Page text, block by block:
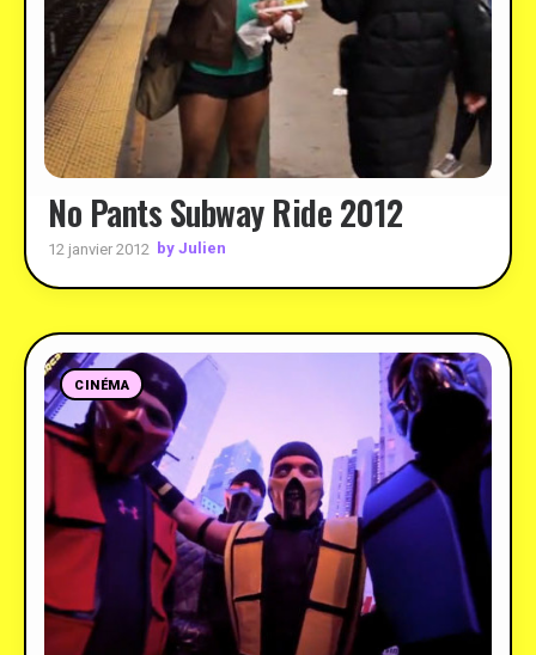
No Pants Subway Ride 2012
12 janvier 2012 by Julien
CINÉMA